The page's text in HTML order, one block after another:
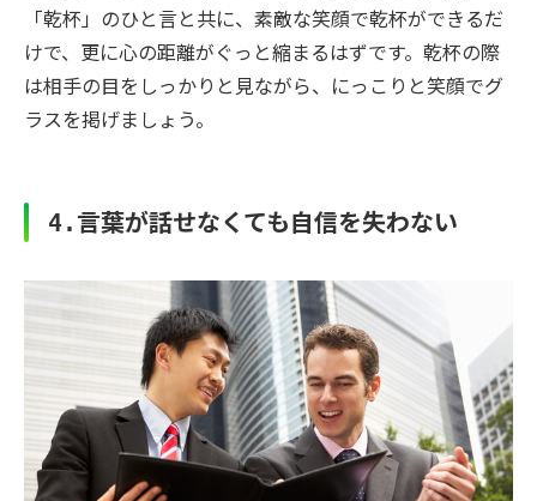
「乾杯」のひと言と共に、素敵な笑顔で乾杯ができるだ
けで、更に心の距離がぐっと縮まるはずです。乾杯の際
は相手の目をしっかりと見ながら、にっこりと笑顔でグ
ラスを掲げましょう。
4. 言葉が話せなくても自信を失わない